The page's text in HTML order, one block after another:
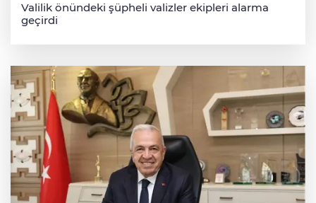
Valilik önündeki şüpheli valizler ekipleri alarma
geçirdi